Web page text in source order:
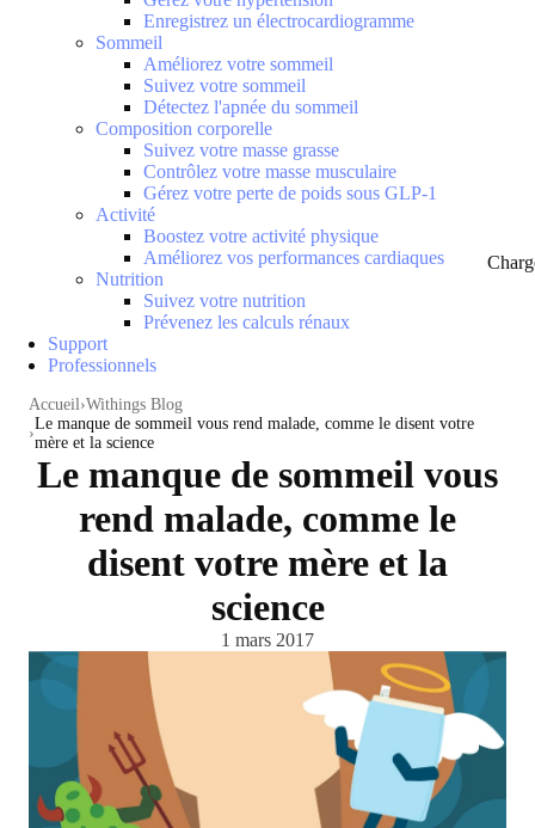
Enregistrez un électrocardiogramme
Sommeil
Améliorez votre sommeil
Suivez votre sommeil
Détectez l'apnée du sommeil
Composition corporelle
Suivez votre masse grasse
Contrôlez votre masse musculaire
Gérez votre perte de poids sous GLP-1
Activité
Boostez votre activité physique
Améliorez vos performances cardiaques
Nutrition
Suivez votre nutrition
Prévenez les calculs rénaux
Support
Professionnels
Accueil Withings Blog
Le manque de sommeil vous rend malade, comme le disent votre
mère et la science
Le manque de sommeil vous
rend malade, comme le
disent votre mère et la
science
1 mars 2017